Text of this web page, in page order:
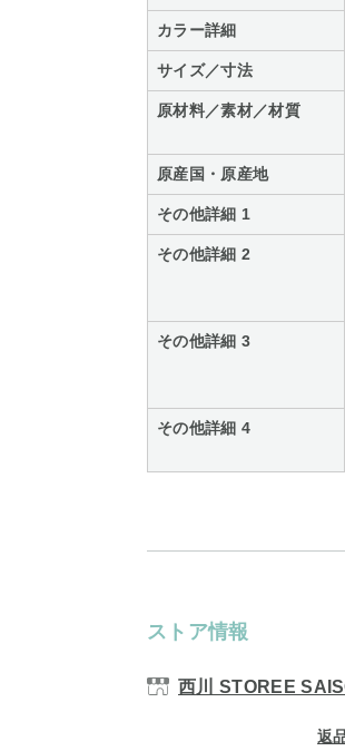
カラー詳細
サイズ／寸法
原材料／素材／材質
原産国・原産地
その他詳細 1
その他詳細 2
その他詳細 3
その他詳細 4
ストア情報
西川 STOREE
返